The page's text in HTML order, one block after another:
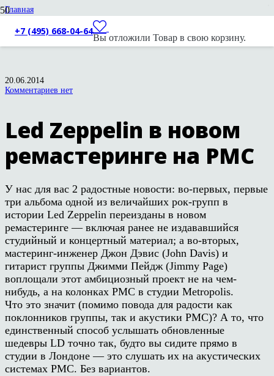
+7 (495) 668-04-64
Вы отложили Товар в свою корзину.
Главная
Новости вендоров
Led Zeppelin в новом ремастеринге на PMC
20.06.2014
Комментариев нет
Led Zeppelin в новом
ремастеринге на PMC
У нас для вас 2 радостные новости: во-первых, первые
три альбома одной из величайших рок-групп в
истории Led Zeppelin переизданы в новом
ремастеринге — включая ранее не издававшийся
студийный и концертный материал; а во-вторых,
мастеринг-инженер Джон Дэвис (John Davis) и
гитарист группы Джимми Пейдж (Jimmy Page)
воплощали этот амбициозный проект не на чем-
нибудь, а на колонках PMC в студии Metropolis.
Что это значит (помимо повода для радости как
поклонников группы, так и акустики PMC)? А то, что
единственный способ услышать обновленные
шедевры LD точно так, будто вы сидите прямо в
студии в Лондоне — это слушать их на акустических
системах PMC. Без вариантов.